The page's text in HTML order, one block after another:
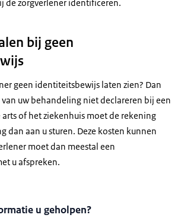
de zorgverlener identificeren.
bij geen
geen identiteitsbewijs laten zien? Dan
van uw behandeling niet declareren bij een
arts of het ziekenhuis moet de rekening
dan aan u sturen. Deze kosten kunnen
moet dan meestal een
u afspreken.
u geholpen?